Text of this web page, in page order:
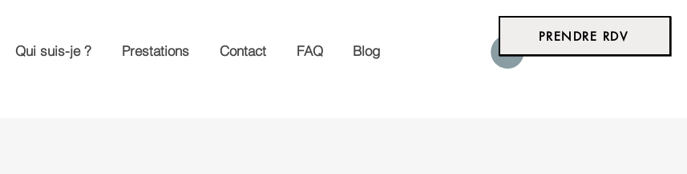
PRENDRE RDV
Qui suis-je ? Prestations Contact FAQ Blog